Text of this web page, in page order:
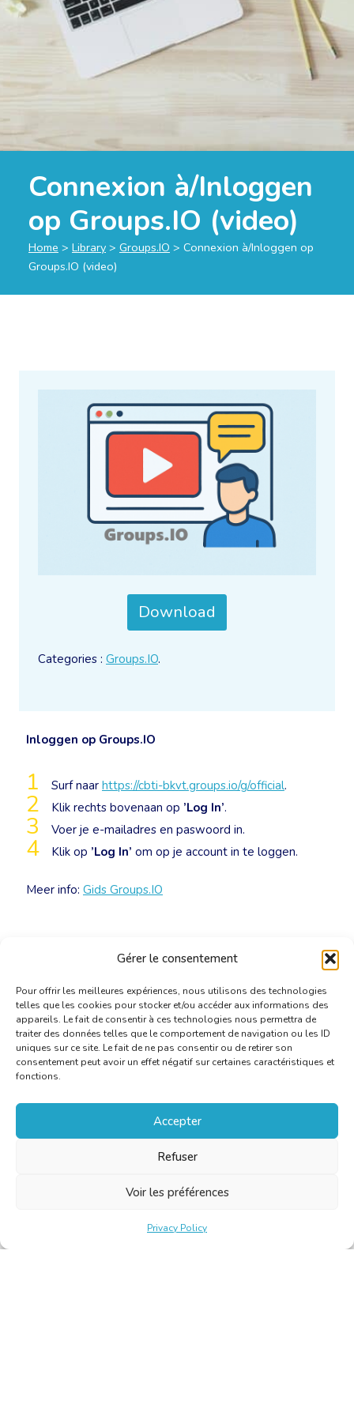
Gérer le consentement
Pour offrir les meilleures expériences, nous utilisons des technologies
telles que les cookies pour stocker et/ou accéder aux informations des
appareils. Le fait de consentir à ces technologies nous permettra de
traiter des données telles que le comportement de navigation ou les ID
uniques sur ce site. Le fait de ne pas consentir ou de retirer son
consentement peut avoir un effet négatif sur certaines caractéristiques et
fonctions.
Accepter
Refuser
Voir les préférences
Privacy Policy
Connexion à/Inloggen
op Groups.IO (video)
Home > Library > Groups.IO > Connexion à/Inloggen op
Groups.IO (video)
Inloggen op Groups.IO
Surf naar https://cbti-bkvt.groups.io/g/official.
Klik rechts bovenaan op ’Log In’.
Voer je e-mailadres en paswoord in.
Klik op ’Log In’ om op je account in te loggen.
Meer info: Gids Groups.IO
Download
Categories : Groups.IO.